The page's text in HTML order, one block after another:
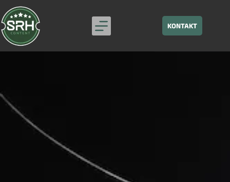
KONTAKT